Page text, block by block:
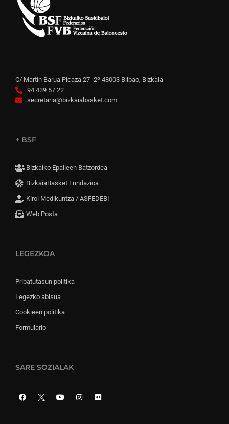
C/ Martín Barua Picaza 27- 2º 48003 Bilbao, Bizkaia
94 439 57 22
secretaria@bizkaiabasket.com
+ BSF
Bizkaiko Epaileen Batzordea
BizkaiaBasket Fundazioa
Kirol Medikuntza / ASFEDEBI
Web Posta
LEGEZKOA
Pribatutasun politika
Legezko abisua
Cookieen politika
Formulario
SARE SOZIALAK